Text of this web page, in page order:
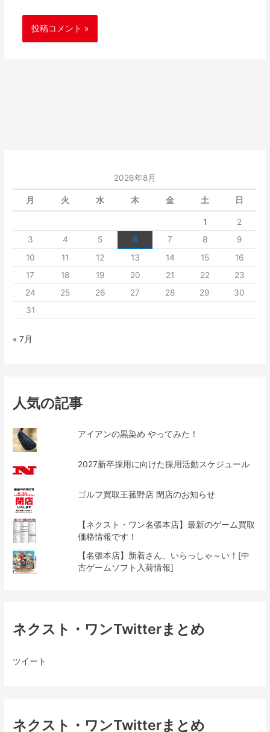
2026年8月
月 火 水 木 金 土 日
1
2
3
4 5 6 7 8
9
10
11 12 13 14 15
16
17
18 19 20 21 22
23
24
25 26 27 28 29
30
31
« 7月
人気の記事
アイアンの黒染め やってみた！
2027新卒採用に向けた採用活動スケジュール
ゴルフ買取王菰野店 閉店のお知らせ
【ネクスト・ワン名張本店】最新のゲーム買取
価格情報です！
【名張本店】新着さん、いらっしゃ～い！[中
古ゲームソフト入荷情報]
ネクスト・ワンTwitterまとめ
ツイート
ネクスト・ワンTwitterまとめ